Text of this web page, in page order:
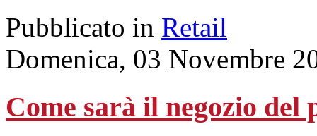
Pubblicato in Retail
Domenica, 03 Novembre
Come sarà il negozio del